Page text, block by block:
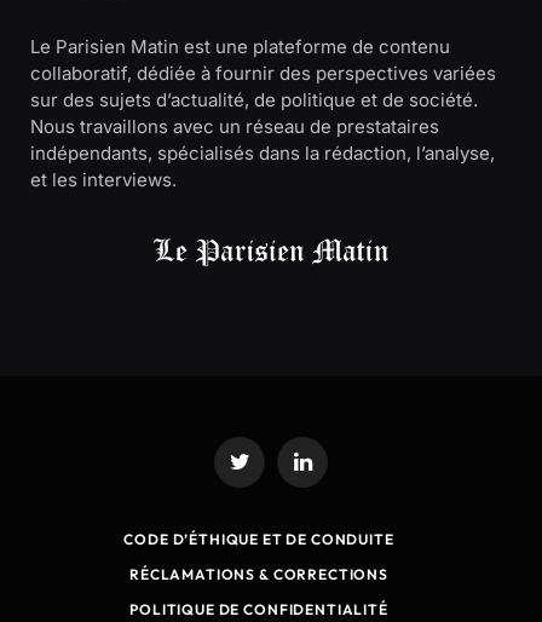
Le Parisien Matin est une plateforme de contenu
collaboratif, dédiée à fournir des perspectives variées
sur des sujets d’actualité, de politique et de société.
Nous travaillons avec un réseau de prestataires
indépendants, spécialisés dans la rédaction, l’analyse,
et les interviews.
Twitter LinkedIn
CODE D’ÉTHIQUE ET DE CONDUITE
RÉCLAMATIONS & CORRECTIONS
POLITIQUE DE CONFIDENTIALITÉ